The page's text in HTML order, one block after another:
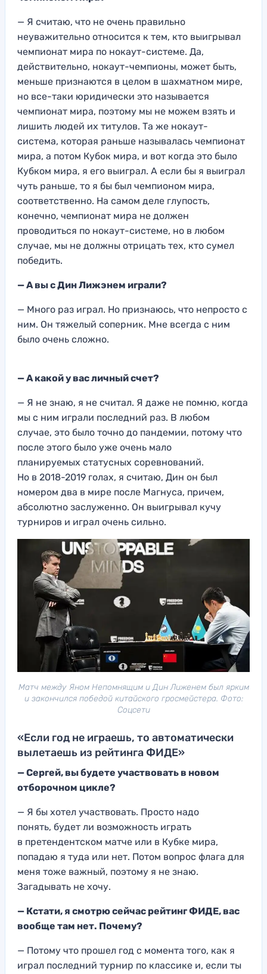
— Я считаю, что не очень правильно
неуважительно относится к тем, кто выигрывал
чемпионат мира по нокаут-системе. Да,
действительно, нокаут-чемпионы, может быть,
меньше признаются в целом в шахматном мире,
но все-таки юридически это называется
чемпионат мира, поэтому мы не можем взять и
лишить людей их титулов. Та же нокаут-
система, которая раньше называлась чемпионат
мира, а потом Кубок мира, и вот когда это было
Кубком мира, я его выиграл. А если бы я выиграл
чуть раньше, то я бы был чемпионом мира,
соответственно. На самом деле глупость,
конечно, чемпионат мира не должен
проводиться по нокаут-системе, но в любом
случае, мы не должны отрицать тех, кто сумел
победить.
— А вы сДин Лижэнем играли?
— Много раз играл. Но признаюсь, что непросто с
ним. Он тяжелый соперник. Мне всегда с ним
было очень сложно.
— А какой у вас личный счет?
— Я не знаю, я не считал. Я даже не помню, когда
мы с ним играли последний раз. В любом
случае, это было точно до пандемии, потому что
после этого было уже очень мало
планируемых статусных соревнований.
Но в 2018-2019 голах, я считаю, Дин он был
номером два в мире после Магнуса, причем,
абсолютно заслуженно. Он выигрывал кучу
турниров и играл очень сильно.
Матч между Яном Непомнящим и Дин Лиженем был ярким
и закончился победой китайского гросмейстера. Фото:
Соцсети
«Если год не играешь, то автоматически
вылетаешь из рейтинга ФИДЕ»
—Сергей, вы будете участвовать в новом
отборочном цикле?
— Я бы хотел участвовать. Просто надо
понять, будет ли возможность играть
в претендентском матче или в Кубке мира,
попадаю я туда или нет. Потом вопрос флага для
меня тоже важный, поэтому я не знаю.
Загадывать не хочу.
— Кстати, я смотрю сейчас рейтинг ФИДЕ, вас
вообще там нет. Почему?
— Потому что прошел год с момента того, как я
играл последний турнир по классике и, если ты